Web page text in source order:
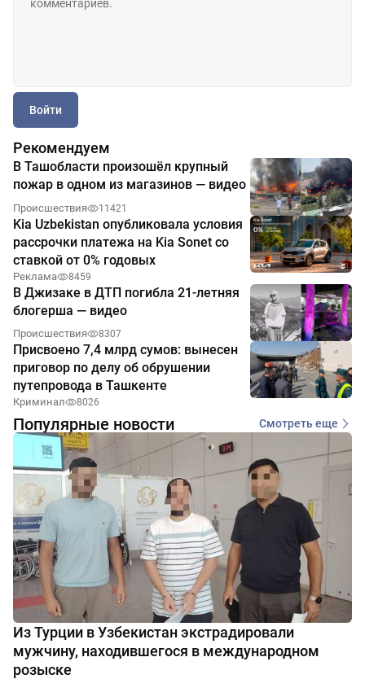
Войти
Рекомендуем
В Ташобласти произошёл крупный
пожар в одном из магазинов — видео
Происшествия 11421
Kia Uzbekistan опубликовала условия
рассрочки платежа на Kia Sonet со
ставкой от 0% годовых
Реклама 8459
В Джизаке в ДТП погибла 21-летняя
блогерша — видео
Происшествия 8307
Присвоено 7,4 млрд сумов: вынесен
приговор по делу об обрушении
путепровода в Ташкенте
Криминал 8026
Популярные новости Смотреть еще
Из Турции в Узбекистан экстрадировали
мужчину, находившегося в международном
розыске